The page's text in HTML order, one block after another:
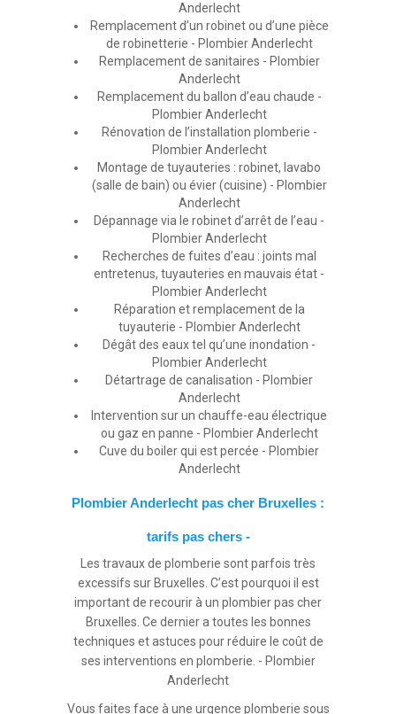
Anderlecht
Remplacement d’un robinet ou d’une pièce
de robinetterie - Plombier Anderlecht
Remplacement de sanitaires - Plombier
Anderlecht
Remplacement du ballon d’eau chaude -
Plombier Anderlecht
Rénovation de l’installation plomberie -
Plombier Anderlecht
Montage de tuyauteries : robinet, lavabo
(salle de bain) ou évier (cuisine) - Plombier
Anderlecht
Dépannage via le robinet d’arrêt de l’eau -
Plombier Anderlecht
Recherches de fuites d’eau : joints mal
entretenus, tuyauteries en mauvais état -
Plombier Anderlecht
Réparation et remplacement de la
tuyauterie - Plombier Anderlecht
Dégât des eaux tel qu’une inondation -
Plombier Anderlecht
Détartrage de canalisation - Plombier
Anderlecht
Intervention sur un chauffe-eau électrique
ou gaz en panne - Plombier Anderlecht
Cuve du boiler qui est percée - Plombier
Anderlecht
Plombier Anderlecht pas cher Bruxelles :
tarifs pas chers -
Les travaux de plomberie sont parfois très
excessifs sur Bruxelles. C’est pourquoi il est
important de recourir à un plombier pas cher
Bruxelles. Ce dernier a toutes les bonnes
techniques et astuces pour réduire le coût de
ses interventions en plomberie. - Plombier
Anderlecht
Vous faites face à une urgence plomberie sous